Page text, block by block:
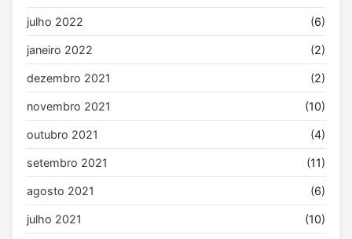
julho 2022 (6)
janeiro 2022 (2)
dezembro 2021 (2)
novembro 2021 (10)
outubro 2021 (4)
setembro 2021 (11)
agosto 2021 (6)
julho 2021 (10)